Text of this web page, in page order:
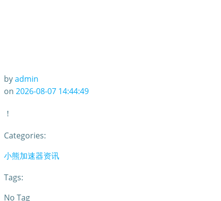
byadmin
on 2026-08-07 14:44:49
！
Categories:
小熊加速器资讯
Tags:
No Tag